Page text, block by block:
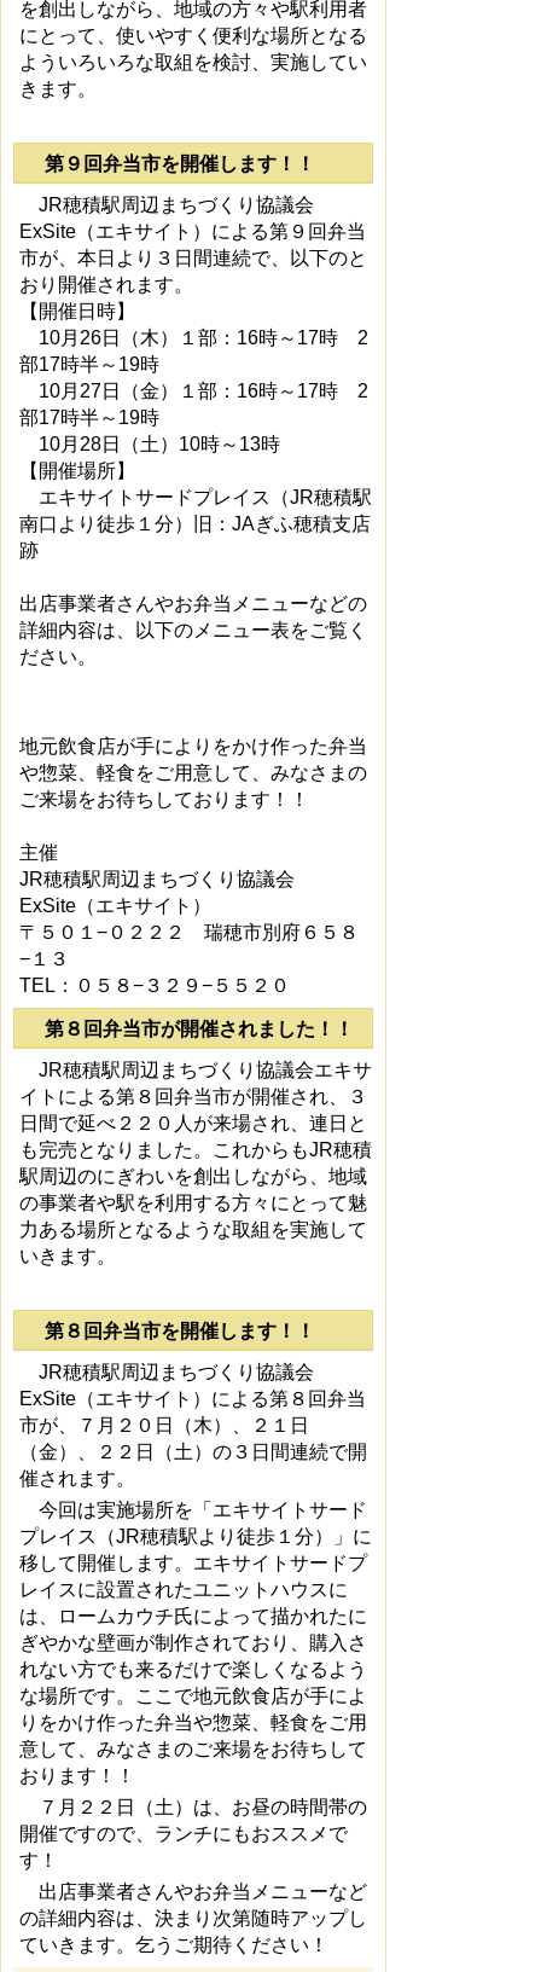
を創出しながら、地域の方々や駅利用者
にとって、使いやすく便利な場所となる
よういろいろな取組を検討、実施してい
きます。
第９回弁当市を開催します！！
JR穂積駅周辺まちづくり協議会
ExSite（エキサイト）による第９回弁当
市が、本日より３日間連続で、以下のと
おり開催されます。
【開催日時】
10月26日（木）１部：16時～17時 2
部17時半～19時
10月27日（金）１部：16時～17時 2
部17時半～19時
10月28日（土）10時～13時
【開催場所】
エキサイトサードプレイス（JR穂積駅
南口より徒歩１分）旧：JAぎふ穂積支店
跡
出店事業者さんやお弁当メニューなどの
詳細内容は、以下のメニュー表をご覧く
ださい。
地元飲食店が手によりをかけ作った弁当
や惣菜、軽食をご用意して、みなさまの
ご来場をお待ちしております！！
主催
JR穂積駅周辺まちづくり協議会
ExSite（エキサイト）
〒５０１−０２２２ 瑞穂市別府６５８
−１３
TEL：０５８−３２９−５５２０
第８回弁当市が開催されました！！
JR穂積駅周辺まちづくり協議会エキサ
イトによる第８回弁当市が開催され、３
日間で延べ２２０人が来場され、連日と
も完売となりました。これからもJR穂積
駅周辺のにぎわいを創出しながら、地域
の事業者や駅を利用する方々にとって魅
力ある場所となるような取組を実施して
いきます。
第８回弁当市を開催します！！
JR穂積駅周辺まちづくり協議会
ExSite（エキサイト）による第８回弁当
市が、７月２０日（木）、２１日
（金）、２２日（土）の３日間連続で開
催されます。
今回は実施場所を「エキサイトサード
プレイス（JR穂積駅より徒歩１分）」に
移して開催します。エキサイトサードプ
レイスに設置されたユニットハウスに
は、ロームカウチ氏によって描かれたに
ぎやかな壁画が制作されており、購入さ
れない方でも来るだけで楽しくなるよう
な場所です。ここで地元飲食店が手によ
りをかけ作った弁当や惣菜、軽食をご用
意して、みなさまのご来場をお待ちして
おります！！
７月２２日（土）は、お昼の時間帯の
開催ですので、ランチにもおススメで
す！
出店事業者さんやお弁当メニューなど
の詳細内容は、決まり次第随時アップし
ていきます。乞うご期待ください！